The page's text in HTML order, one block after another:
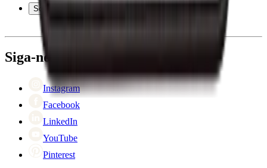
Atendimento
Sobre a empresa
Cyber Monday
Siga-nos em
Instagram
Facebook
LinkedIn
YouTube
Pinterest